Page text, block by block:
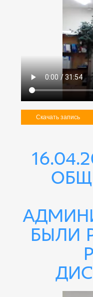
Скачать запись
были